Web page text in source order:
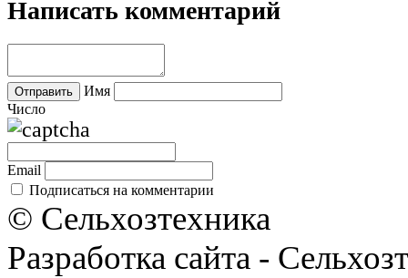
Написать комментарий
Имя
Число
Email
Подписаться на комментарии
© Сельхозтехника
Разработка сайта -